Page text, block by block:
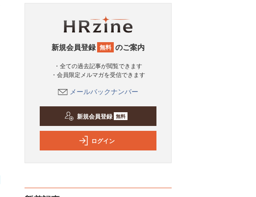
新規会員登録 無料 のご案内
・全ての過去記事が閲覧できます
・会員限定メルマガを受信できます
メールバックナンバー
新規会員登録 無料
ログイン